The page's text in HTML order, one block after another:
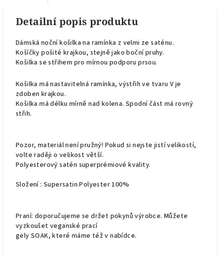
Detailní popis produktu
Dámská noční košilka na ramínka z velmi ze saténu.
Košíčky pošité krajkou, stejně jako boční pruhy.
Košilka se střihem pro mírnou podporu prsou.
Košilka má nastavitelná ramínka, výstřih ve tvaru V je
zdoben krajkou.
Košilka má délku mírně nad kolena. Spodní část má rovný
střih.
Pozor, materiál není pružný! Pokud si nejste jistí velikostí,
volte raději o velikost větší.
Polyesterový satén superprémiové kvality.
Složení : Supersatin Polyester 100%
Praní: doporučujeme se držet pokynů výrobce. Můžete
vyzkoušet veganské prací
gely SOAK, které máme též v nabídce.